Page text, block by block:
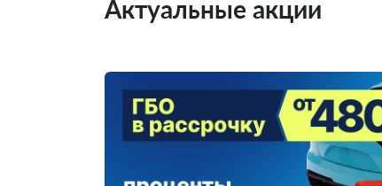
Актуальные акции